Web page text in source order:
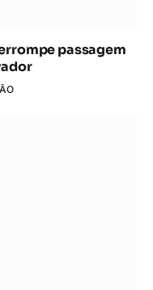
passagem